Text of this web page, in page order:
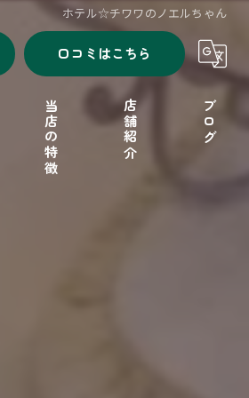
ホテル☆チワワのノエルちゃん
口コミはこちら
当店の特徴 店舗紹介 ブログ